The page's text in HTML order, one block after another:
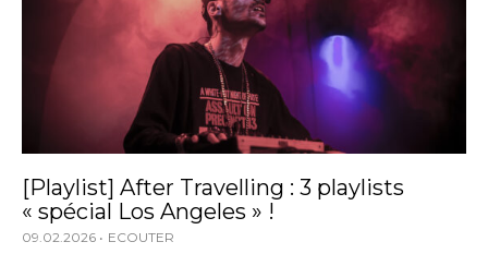
[Playlist] After Travelling : 3 playlists
« spécial Los Angeles » !
09.02.2026 ECOUTER